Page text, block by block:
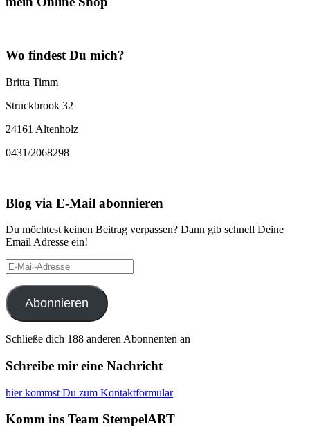
Wo findest Du mich?
Britta Timm
Struckbrook 32
24161 Altenholz
0431/2068298
Blog via E-Mail abonnieren
Du möchtest keinen Beitrag verpassen? Dann gib schnell Deine
Email Adresse ein!
E-
Mail-
Adresse
Abonnieren
Schließe dich 188 anderen Abonnenten an
Schreibe mir eine Nachricht
hier kommst Du zum Kontaktformular
Komm ins Team StempelART